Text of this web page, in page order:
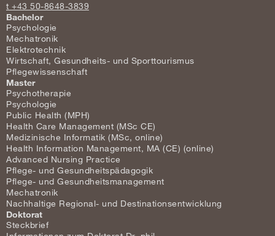
t +43 50-8648-3839
Bachelor
Psychologie
Mechatronik
Elektrotechnik
Wirtschaft, Gesundheits- und Sporttourismus
Pflegewissenschaft
Master
Psychotherapie
Psychologie
Public Health (MPH)
Health Care Management (MSc CE)
Medizinische Informatik (MSc, online)
Health Information Management, MA (CE) (online)
Advanced Nursing Practice
Pflege- und Gesundheitspädagogik
Pflege- und Gesundheitsmanagement
Mechatronik
Nachhaltige Regional- und Destinationsentwicklung
Doktorat
Steckbrief